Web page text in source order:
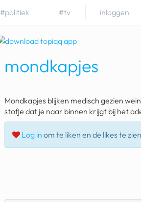
#politiek #tv inloggen
mondkapjes
Mondkapjes blijken medisch gezien
stofje dat je naar binnen krijgt bij het
Log in om te liken en de likes te